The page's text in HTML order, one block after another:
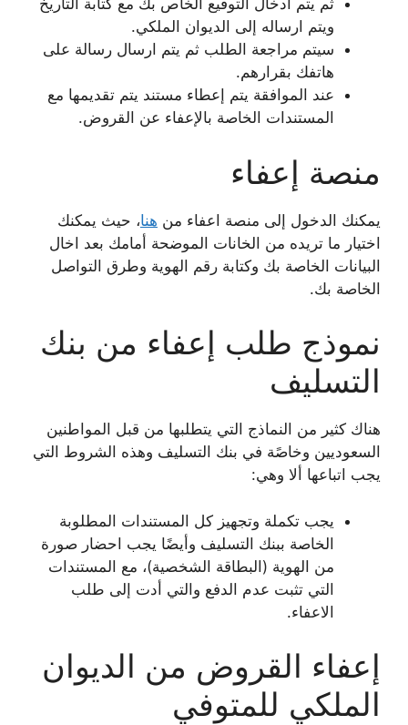
ثم يتم ادخال التوقيع الخاص بك مع كتابة التاريخ
ويتم ارساله إلى الديوان الملكي.
سيتم مراجعة الطلب ثم يتم ارسال رسالة على
هاتفك بقرارهم.
عند الموافقة يتم إعطاء مستند يتم تقديمها مع
المستندات الخاصة بالإعفاء عن القروض.
منصة إعفاء
يمكنك الدخول إلى منصة اعفاء من هنا، حيث يمكنك
اختيار ما تريده من الخانات الموضحة أمامك بعد اخال
البيانات الخاصة بك وكتابة رقم الهوية وطرق التواصل
الخاصة بك.
نموذج طلب إعفاء من بنك
التسليف
هناك كثير من النماذج التي يتطلبها من قبل المواطنين
السعوديين وخاصًة في بنك التسليف وهذه الشروط التي
يجب اتباعها ألا وهي:
يجب تكملة وتجهيز كل المستندات المطلوبة
الخاصة ببنك التسليف وأيضًا يجب احضار صورة
من الهوية (البطاقة الشخصية)، مع المستندات
التي تثبت عدم الدفع والتي أدت إلى طلب
الاعفاء.
إعفاء القروض من الديوان
الملكي للمتوفي